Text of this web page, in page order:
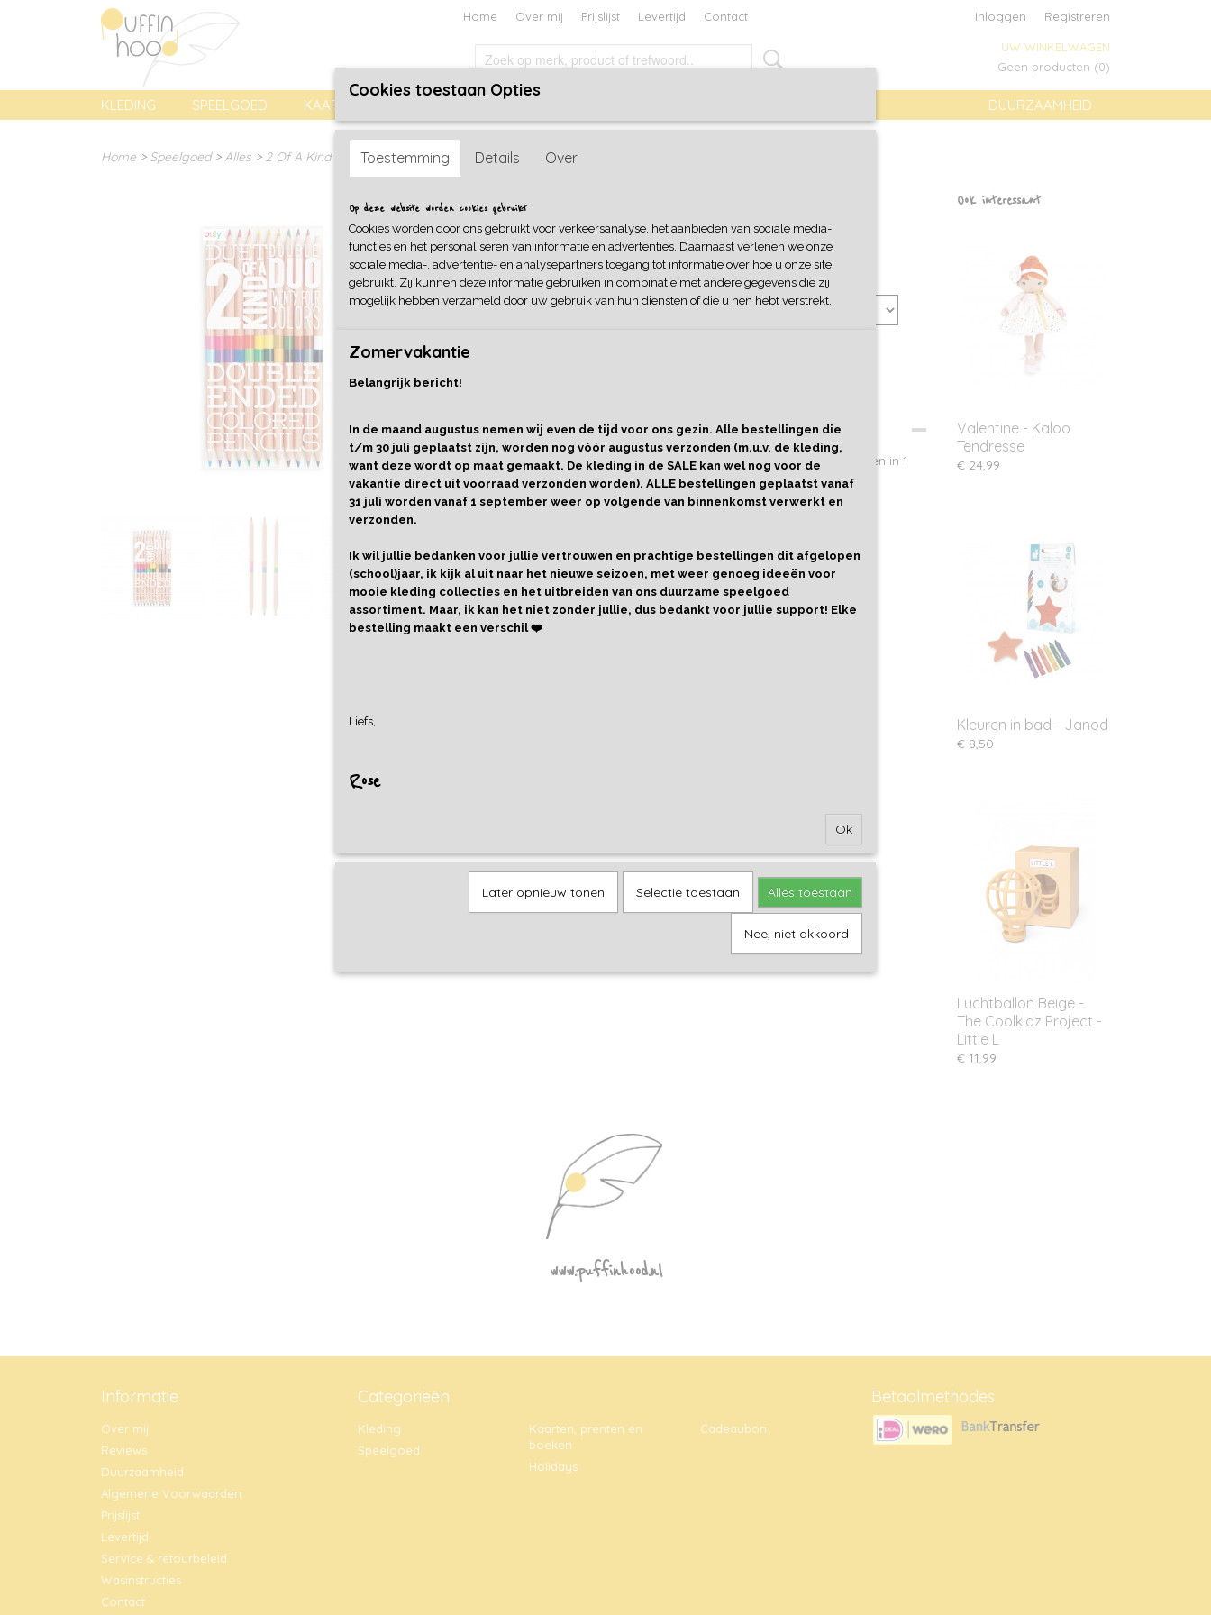
Home Over mij Prijslijst Levertijd Contact Inloggen Registreren
UW WINKELWAGEN
Geen producten (0)
DUURZAAMHEID
KLEDING SPEELGOED KAARTEN, PRENTEN EN BOEKEN
Home > Speelgoed>Alles > 2 Of A Kind Colored Pencils - Ooly
2 Of A Kind Colored Pencils - Ooly
€ 9,99
Cadeaupapier Aantal
Omschrijving
24 Kleuren in 12 potloden. Gebruik aan twee kanten. Heel handig, 2 kleuren in 1
potlood!
Ook interessant
Valentine - Kaloo
Tendresse
€ 24,99
Kleuren in bad - Janod
€ 8,50
Luchtballon Beige -
The Coolkidz Project -
Little L
€ 11,99
www.puffinhood.nl
Informatie
Over mij
Reviews
Duurzaamheid
Algemene Voorwaarden
Prijslijst
Levertijd
Service & retourbeleid
Wasinstructies
Contact
Categorieën
Kleding
Speelgoed
Kaarten, prenten en
boeken
Holidays
Cadeaubon
Betaalmethodes
Cookies toestaan Opties
Toestemming Details Over
Op deze website worden cookies gebruikt
Cookies worden door ons gebruikt voor verkeersanalyse, het aanbieden van sociale media-
functies en het personaliseren van informatie en advertenties. Daarnaast verlenen we onze
sociale media-, advertentie- en analysepartners toegang tot informatie over hoe u onze site
gebruikt. Zij kunnen deze informatie gebruiken in combinatie met andere gegevens die zij
mogelijk hebben verzameld door uw gebruik van hun diensten of die u hen hebt verstrekt.
Zomervakantie
Belangrijk bericht!
In de maand augustus nemen wij even de tijd voor ons gezin. Alle bestellingen die
t/m 30 juli geplaatst zijn, worden nog vóór augustus verzonden (m.u.v. de kleding,
want deze wordt op maat gemaakt. De kleding in de SALE kan wel nog voor de
vakantie direct uit voorraad verzonden worden). ALLE bestellingen geplaatst vanaf
31 juli worden vanaf 1 september weer op volgende van binnenkomst verwerkt en
verzonden.
Ik wil jullie bedanken voor jullie vertrouwen en prachtige bestellingen dit afgelopen
(school)jaar, ik kijk al uit naar het nieuwe seizoen, met weer genoeg ideeën voor
mooie kleding collecties en het uitbreiden van ons duurzame speelgoed
assortiment. Maar, ik kan het niet zonder jullie, dus bedankt voor jullie support! Elke
bestelling maakt een verschil ❤️
Liefs,
Rose
Ok
Later opnieuw tonen Selectie toestaan Alles toestaan
Nee, niet akkoord